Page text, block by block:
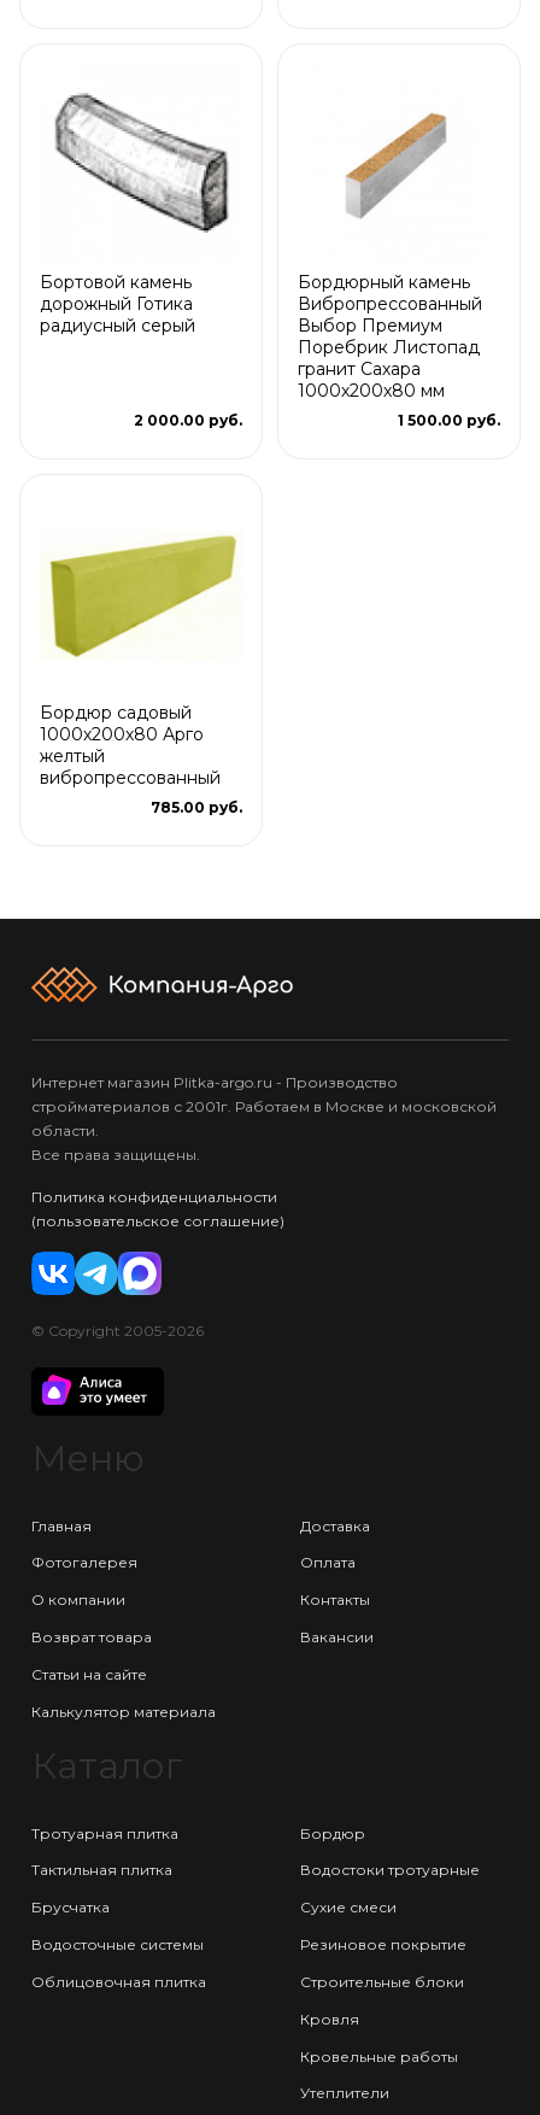
Бортовой камень
дорожный Готика
радиусный серый
2 000.00 руб.
Бордюрный камень
Вибропрессованный
Выбор Премиум
Поребрик Листопад
гранит Сахара
1000х200х80 мм
1 500.00 руб.
Бордюр садовый
1000х200х80 Арго
желтый
вибропрессованный
785.00 руб.
Интернет магазин Plitka-argo.ru - Производство
стройматериалов с 2001г. Работаем в Москве и московской
области.
Все права защищены.
Политика конфиденциальности
(пользовательское соглашение)
© Copyright 2005-2026
Меню
Главная
Фотогалерея
О компании
Возврат товара
Статьи на сайте
Калькулятор материала
Доставка
Оплата
Контакты
Вакансии
Каталог
Тротуарная плитка
Тактильная плитка
Брусчатка
Водосточные системы
Облицовочная плитка
Бордюр
Водостоки тротуарные
Сухие смеси
Резиновое покрытие
Строительные блоки
Кровля
Кровельные работы
Утеплители